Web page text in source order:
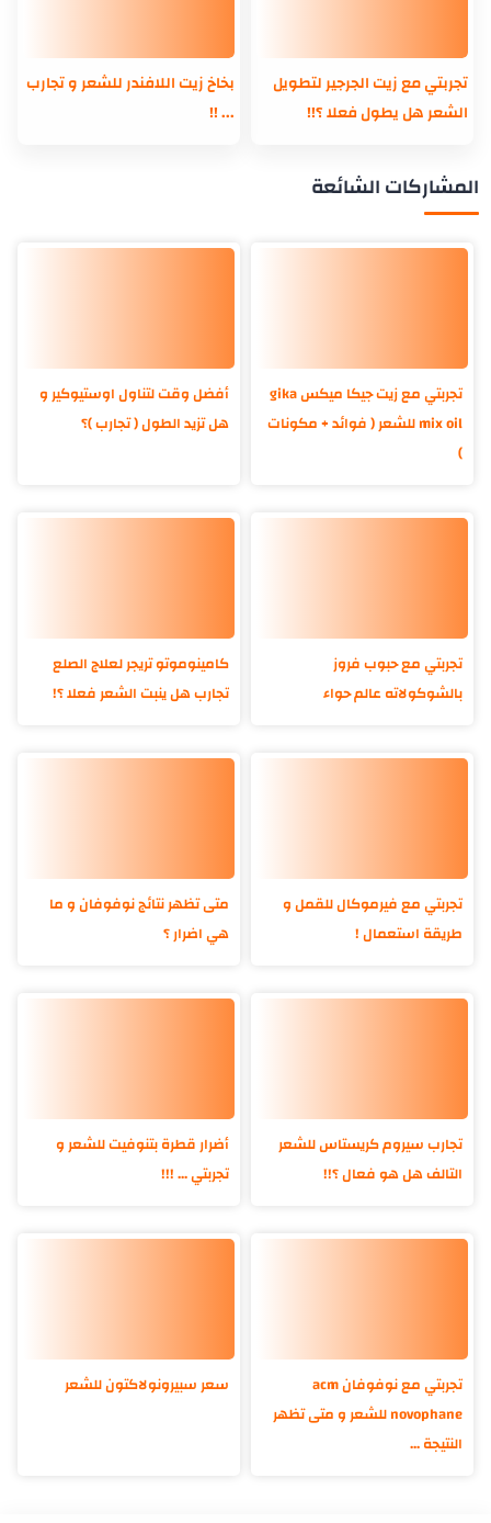
تجربتي مع زيت الجرجير لتطويل
الشعر هل يطول فعلا ؟!!
بخاخ زيت اللافندر للشعر و تجارب
... !!
المشاركات الشائعة
تجربتي مع زيت جيكا ميكس gika
mix oil للشعر ( فوائد + مكونات
)
أفضل وقت لتناول اوستيوكير و
هل تزيد الطول ( تجارب )؟
تجربتي مع حبوب فروز
بالشوكولاته عالم حواء
كامينوموتو تريجر لعلاج الصلع
تجارب هل ينبت الشعر فعلا ؟!
تجربتي مع فيرموكال للقمل و
طريقة استعمال !
متى تظهر نتائج نوفوفان و ما
هي اضرار ؟
تجارب سيروم كريستاس للشعر
التالف هل هو فعال ؟!!
أضرار قطرة بتنوفيت للشعر و
تجربتي ... !!!
تجربتي مع نوفوفان acm
novophane للشعر و متى تظهر
النتيجة ...
سعر سبيرونولاكتون للشعر